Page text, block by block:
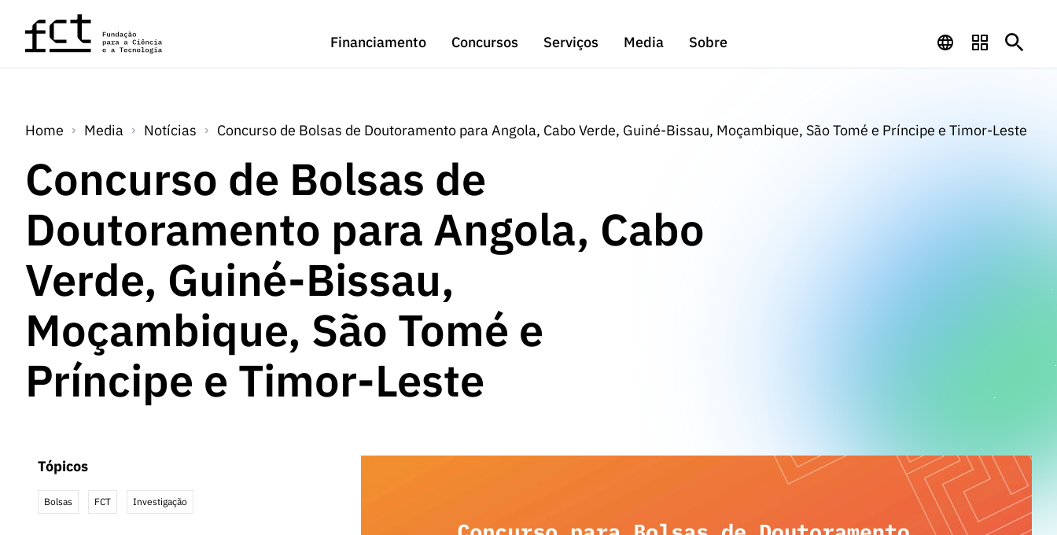
Saltar para o conteúdo principal
Financiamento
Concursos Serviços Media Sobre
Home Media Notícias Concurso de Bolsas de Doutoramento para Angola, Cabo Verde, Guiné-Bissau, Moçambique, São Tomé e Príncipe e Timor-Leste
Concurso de Bolsas de
Doutoramento para Angola, Cabo
Verde, Guiné-Bissau,
Moçambique, São Tomé e
Príncipe e Timor-Leste
Tópicos
Bolsas FCT Investigação